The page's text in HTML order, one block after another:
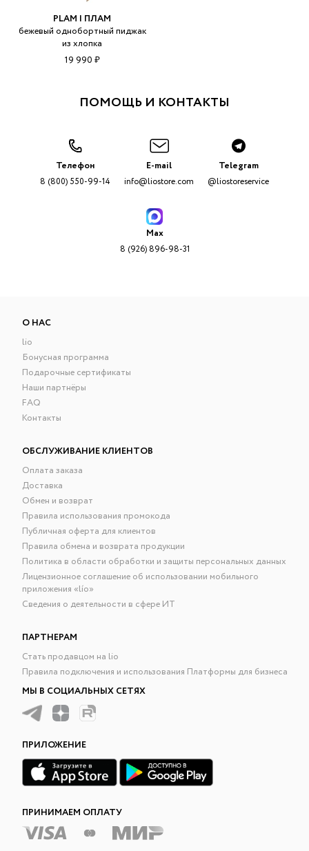
PLAM | ПЛАМ
бежевый однобортный пиджак
из хлопка
19 990 ₽
ПОМОЩЬ И КОНТАКТЫ
Телефон
8 (800) 550-99-14
E-mail
info@liostore.com
Telegram
@liostoreservice
Max
8 (926) 896-98-31
О НАС
lio
Бонусная программа
Подарочные сертификаты
Наши партнёры
FAQ
Контакты
ОБСЛУЖИВАНИЕ КЛИЕНТОВ
Оплата заказа
Доставка
Обмен и возврат
Правила использования промокода
Публичная оферта для клиентов
Правила обмена и возврата продукции
Политика в области обработки и защиты персональных данных
Лицензионное соглашение об использовании мобильного
приложения «lío»
Сведения о деятельности в сфере ИТ
ПАРТНЕРАМ
Стать продавцом на lio
Правила подключения и использования Платформы для бизнеса
МЫ В СОЦИАЛЬНЫХ СЕТЯХ
ПРИЛОЖЕНИЕ
ПРИНИМАЕМ ОПЛАТУ